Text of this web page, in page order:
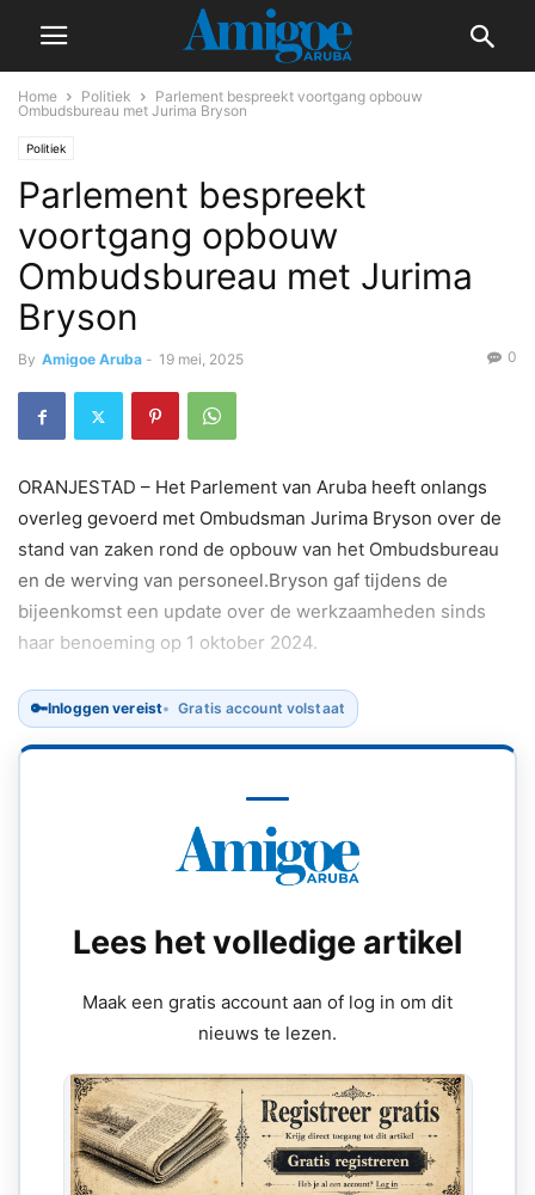
Home Politiek
Parlement bespreekt voortgang opbouw
Ombudsbureau met Jurima Bryson
Politiek
Parlement bespreekt
voortgang opbouw
Ombudsbureau met Jurima
Bryson
By Amigoe Aruba - 19 mei, 2025 0
ORANJESTAD – Het Parlement van Aruba heeft onlangs
overleg gevoerd met Ombudsman Jurima Bryson over de
stand van zaken rond de opbouw van het Ombudsbureau
en de werving van personeel.Bryson gaf tijdens de
bijeenkomst een update over de werkzaamheden sinds
haar benoeming op 1 oktober 2024.
🔑Inloggen vereist Gratis account volstaat
Lees het volledige artikel
Maak een gratis account aan of log in om dit
nieuws te lezen.